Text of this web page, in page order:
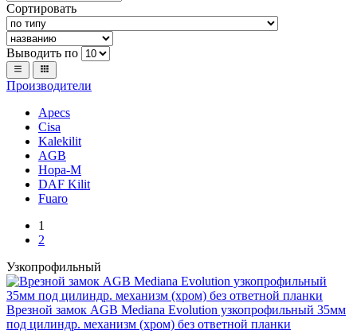
Сортировать
Выводить по
Производители
Apecs
Cisa
Kalekilit
AGB
Нора-М
DAF Kilit
Fuaro
1
2
Узкопрофильный
Врезной замок AGB Mediana Evolution узкопрофильный 35мм
под цилиндр. механизм (хром) без ответной планки